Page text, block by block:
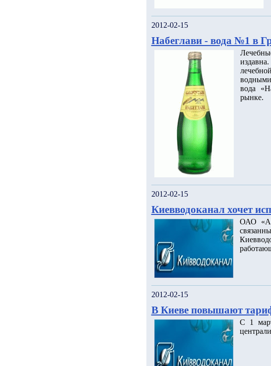
2012-02-15
Набеглави - вода №1 в
вода
рынке.
2012-02-15
Киевводоканал хочет
ОАО «АК
2012-02-15
В Киеве повышают
С 1